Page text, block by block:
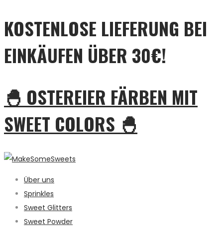
KOSTENLOSE LIEFERUNG BEI
EINKÄUFEN ÜBER 30€!
🐣 OSTEREIER FÄRBEN MIT
SWEET COLORS 🐣
Über uns
Sprinkles
Sweet Glitters
Sweet Powder